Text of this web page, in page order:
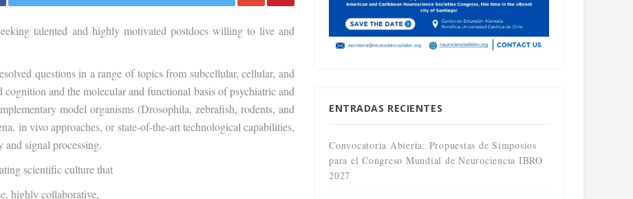
talented and highly motivated postdocs willing to live and
questions in a range of topics from subcellular, cellular, and
and the molecular and functional basis of psychiatric and
model organisms (Drosophila, zebrafish, rodents, and
in vivo approaches, or state-of-the-art technological capabilities,
and signal processing.
scientific culture that
highly collaborative,
ENTRADAS RECIENTES
Convocatoria Abierta: Propuestas de Simposios
para el Congreso Mundial de Neurociencia IBRO
2027